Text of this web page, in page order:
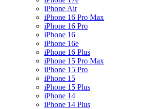
iPhone Air
iPhone 16 Pro Max
iPhone 16 Pro
iPhone 16
iPhone 16e
iPhone 16 Plus
iPhone 15 Pro Max
iPhone 15 Pro
iPhone 15
iPhone 15 Plus
iPhone 14
iPhone 14 Plus